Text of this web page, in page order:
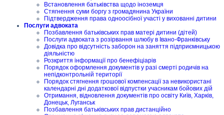
Встановлення батьківства щодо іноземця
Стягнення суми боргу з громадянина України
Підтвердження права одноосібної участі у вихованні дитини
Послуги адвоката
Позбавлення батьківських прав матері дитини (дітей)
Послуги адвоката з розірвання шлюбу в Івано-Франківську
Довідка про відсутність заборон на заняття підприємницькою
діяльністю
Розкриття інформації про бенефіціарів
Порядок оформлення документів у разі смерті родичів на
непідконтрольній території
Порядок стягнення грошової компенсації за невикористані
календарні дні додаткової відпустки учасникам бойових дій
Отримання, відновлення документів про освіту Київ, Харків,
Донецьк, Луганськ
Позбавлення батьківських прав дистанційно